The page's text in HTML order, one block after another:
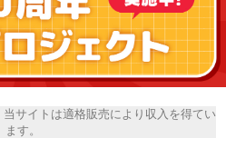
サイトは適格販売により収入を得てい
ます。